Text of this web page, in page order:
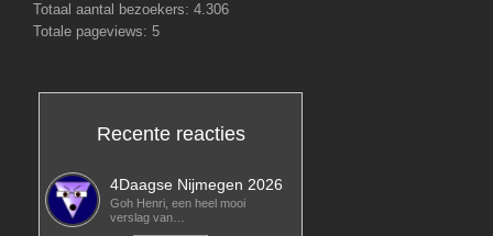
Totaal aantal bezoekers: 4.306
Totale pageviews: 5
Recente reacties
4Daagse Nijmegen 2026
Goh Henri, een heel mooi
verslag van…